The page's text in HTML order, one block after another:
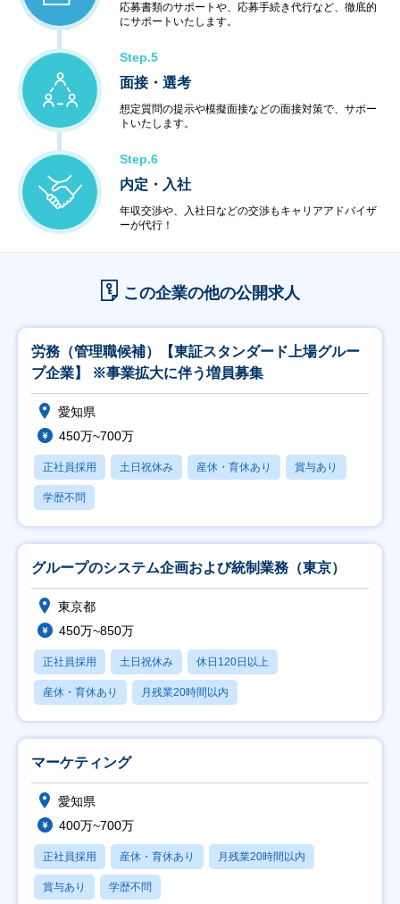
応募書類のサポートや、応募手続き代行など、徹底的
にサポートいたします。
Step.5
面接・選考
想定質問の提示や模擬面接などの面接対策で、サポー
トいたします。
Step.6
内定・入社
年収交渉や、入社日などの交渉もキャリアアドバイザ
ーが代行！
この企業の他の公開求人
労務（管理職候補）【東証スタンダード上場グルー
プ企業】 ※事業拡大に伴う増員募集
愛知県
450万~700万
正社員採用 土日祝休み 産休・育休あり 賞与あり
学歴不問
グループのシステム企画および統制業務（東京）
東京都
450万~850万
正社員採用 土日祝休み 休日120日以上
産休・育休あり 月残業20時間以内
マーケティング
愛知県
400万~700万
正社員採用 産休・育休あり 月残業20時間以内
賞与あり 学歴不問